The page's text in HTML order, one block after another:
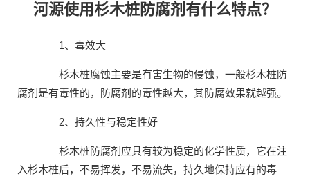
河源使用杉木桩防腐剂有什么特点？
1、毒效大
杉木桩腐蚀主要是有害生物的侵蚀，一般杉木桩防
腐剂是有毒性的，防腐剂的毒性越大，其防腐效果就越强。
2、持久性与稳定性好
杉木桩防腐剂应具有较为稳定的化学性质，它在注
入杉木桩后，不易挥发，不易流失，持久地保持应有的毒